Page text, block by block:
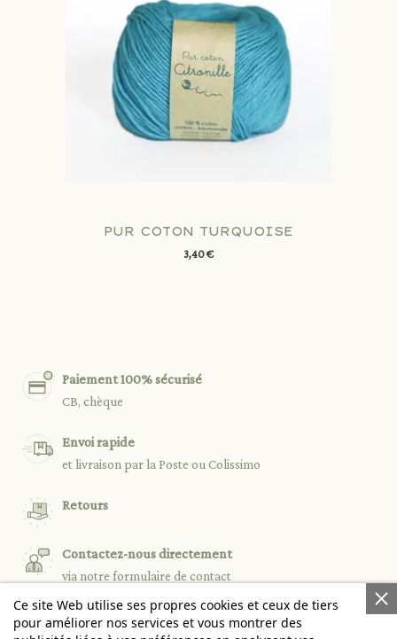
PUR COTON TURQUOISE
3,40 €
Paiement 100% sécurisé
CB, chèque
Envoi rapide
et livraison par la Poste ou Colissimo
Retours
Contactez-nous directement
via notre formulaire de contact
Ce site Web utilise ses propres cookies et ceux de tiers
pour améliorer nos services et vous montrer des